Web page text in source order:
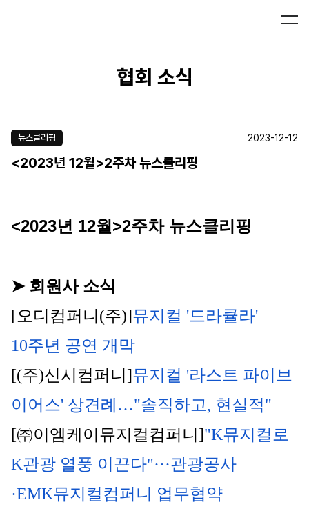
협회 소식
뉴스클리핑 2023-12-12
<2023년 12월>2주차 뉴스클리핑
<2023년 12월>2주차 뉴스클리핑
➤ 회원사 소식
[오디컴퍼니(주)]뮤지컬 '드라큘라'
10주년 공연 개막
[(주)신시컴퍼니]뮤지컬 '라스트 파이브
이어스' 상견례…"솔직하고, 현실적"
[㈜이엠케이뮤지컬컴퍼니]"K뮤지컬로
K관광 열풍 이끈다"···관광공사
·EMK뮤지컬컴퍼니 업무협약